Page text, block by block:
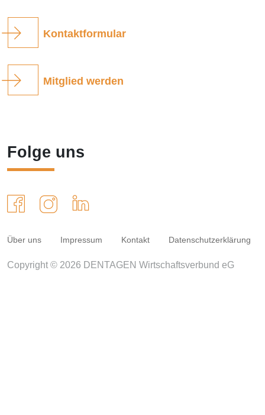
Kontaktformular
Mitglied werden
Folge uns
Über uns Impressum Kontakt Datenschutzerklärung
Copyright © 2026 DENTAGEN Wirtschaftsverbund eG